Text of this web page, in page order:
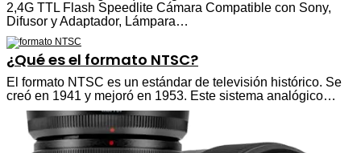
2,4G TTL Flash Speedlite Cámara Compatible con Sony,
Difusor y Adaptador, Lámpara…
¿Qué es el formato NTSC?
El formato NTSC es un estándar de televisión histórico. Se
creó en 1941 y mejoró en 1953. Este sistema analógico…